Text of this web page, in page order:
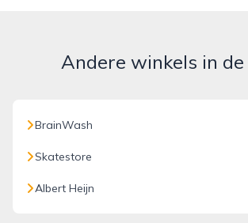
Andere winkels in
BrainWash
Skatestore
Albert Heijn